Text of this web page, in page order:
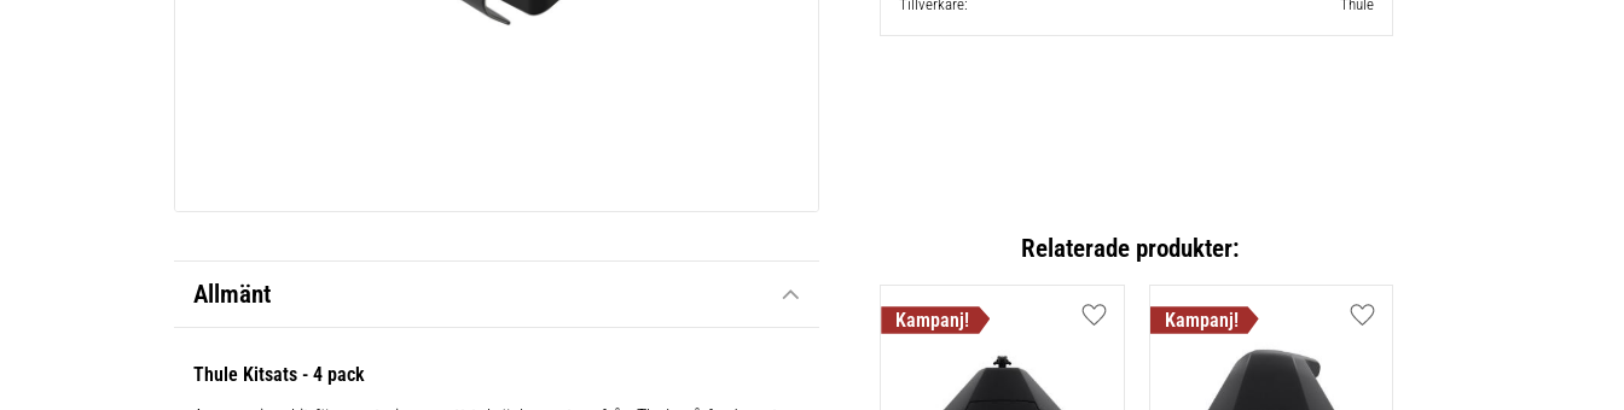
Tillverkare
Thule
Allmänt
Thule Kitsats - 4 pack
Relaterade produkter:
Lägg till i favoriter Lägg till i favoriter